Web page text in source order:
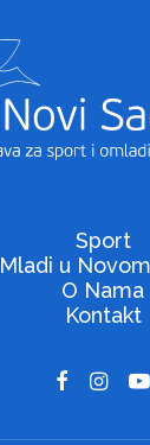
Sport
Mladi u
O Nama
Kontakt